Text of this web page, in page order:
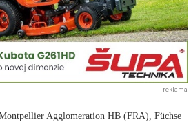
reklama
Agglomeration HB (FRA), Füchse